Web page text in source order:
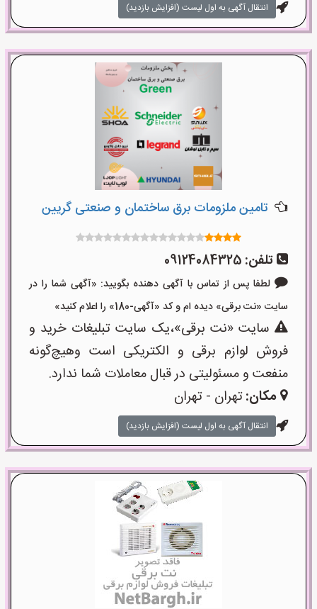
انتقال آگهی به اول لیست (افزایش بازدید)
تامین ملزومات برق ساختمان و صنعتی گریین
تلفن: 09124084325
لطفا پس از تماس با آگهی دهنده بگویید: «آگهی شما را در
سایت «نت برقی» دیده ام و کد «آگهی-180» را اعلام کنید»
سایت «نت برقی»،یک سایت تبلیغات خرید و
فروش لوازم برقی و الکتریکی است وهیچ‌گونه
منفعت و مسئولیتی در قبال معاملات شما ندارد.
مکان:تهران - تهران
انتقال آگهی به اول لیست (افزایش بازدید)